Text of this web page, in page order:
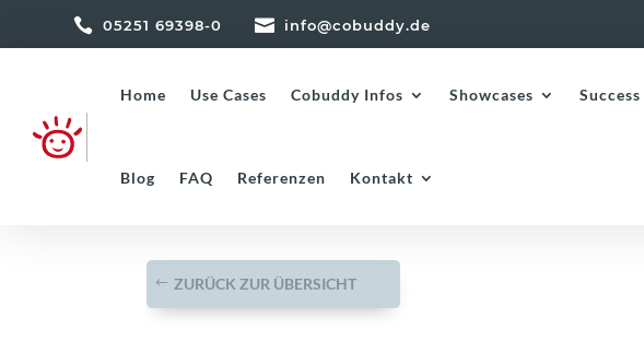
 05251 69398-0  info@cobuddy.de
Home Use Cases Cobuddy Infos Showcases
Blog FAQ Referenzen Kontakt
ZURÜCK ZUR ÜBERSICHT